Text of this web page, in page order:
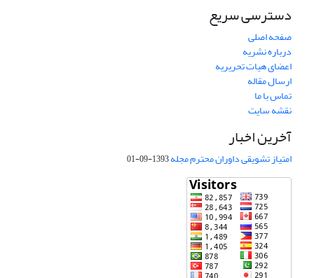
دسترسی سریع
صفحه اصلی
درباره نشریه
اعضای هیات تحریریه
ارسال مقاله
تماس با ما
نقشه سایت
آخرین اخبار
امتیاز تشویقی داوران محترم مجله1393-09-01